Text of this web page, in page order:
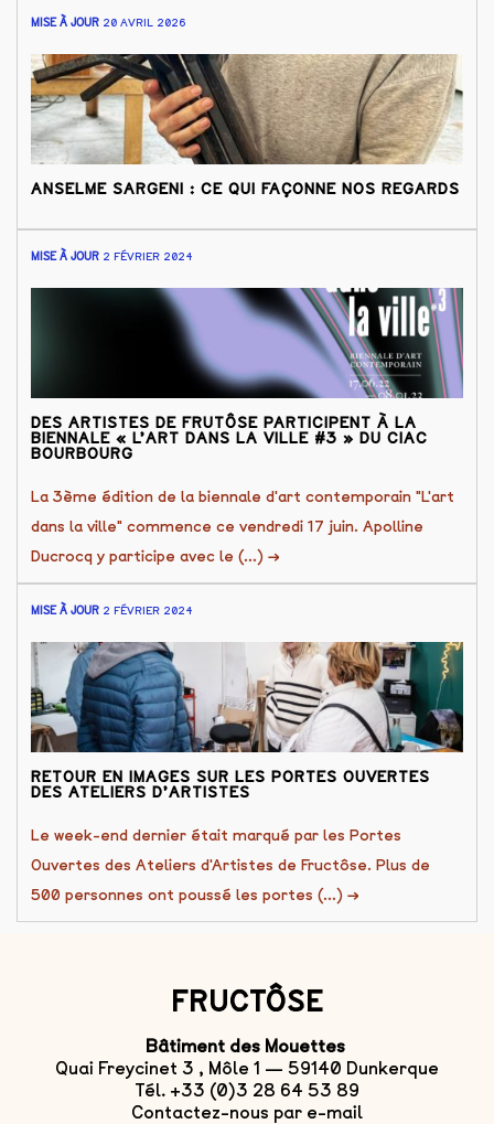
MISE À JOUR 20 AVRIL 2026
ANSELME SARGENI : CE QUI FAÇONNE NOS REGARDS
MISE À JOUR 2 FÉVRIER 2024
DES ARTISTES DE FRUTÔSE PARTICIPENT À LA
BIENNALE « L’ART DANS LA VILLE #3 » DU CIAC
BOURBOURG
La 3ème édition de la biennale d'art contemporain "L'art
dans la ville" commence ce vendredi 17 juin. Apolline
Ducrocq y participe avec le (...) →
MISE À JOUR 2 FÉVRIER 2024
RETOUR EN IMAGES SUR LES PORTES OUVERTES
DES ATELIERS D’ARTISTES
Le week-end dernier était marqué par les Portes
Ouvertes des Ateliers d'Artistes de Fructôse. Plus de
500 personnes ont poussé les portes (...) →
FRUCTÔSE
Bâtiment des Mouettes
Quai Freycinet 3 , Môle 1 — 59140 Dunkerque
Tél. +33 (0)3 28 64 53 89
Contactez-nous par e-mail